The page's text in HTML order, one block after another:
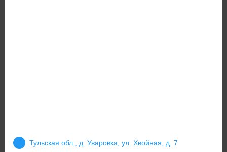
Тульская обл., д. Уваровка, ул. Хвойная, д. 7